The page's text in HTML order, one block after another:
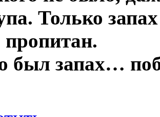
Только
был запах…